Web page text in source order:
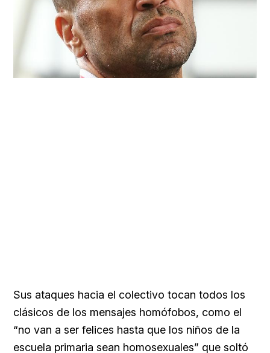
Sus ataques hacia el colectivo tocan todos los
clásicos de los mensajes homófobos, como el
“no van a ser felices hasta que los niños de la
escuela primaria sean homosexuales” que soltó